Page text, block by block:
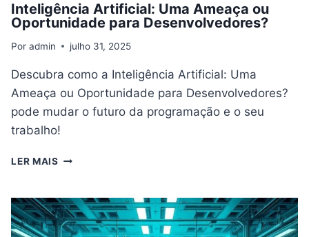
Inteligência Artificial: Uma Ameaça ou
Oportunidade para Desenvolvedores?
Por admin julho 31, 2025
Descubra como a Inteligência Artificial: Uma
Ameaça ou Oportunidade para Desenvolvedores?
pode mudar o futuro da programação e o seu
trabalho!
LER MAIS INTELIGÊNCIA
AMEAÇA
OU
OPORTUNIDADE